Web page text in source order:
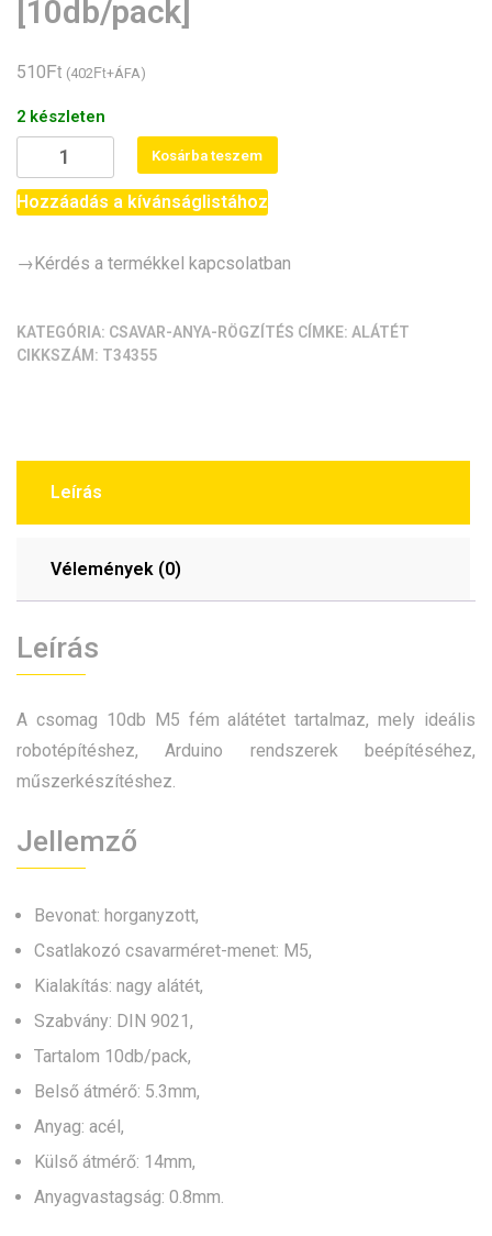
[10db/pack]
510Ft (402Ft+ÁFA)
2 készleten
fém
alátét
[10db/pack]
Kosárba teszem
Hozzáadás a kívánságlistához
→Kérdés a termékkel kapcsolatban
KATEGÓRIA: CSAVAR-ANYA-RÖGZÍTÉS CÍMKE: ALÁTÉT
CIKKSZÁM: T34355
Leírás
Vélemények (0)
Leírás
A csomag 10db M5 fém alátétet tartalmaz, mely ideális
robotépítéshez, Arduino rendszerek beépítéséhez,
műszerkészítéshez.
Jellemző
Bevonat: horganyzott,
Csatlakozó csavarméret-menet: M5,
Kialakítás: nagy alátét,
Szabvány: DIN 9021,
Tartalom 10db/pack,
Belső átmérő: 5.3mm,
Anyag: acél,
Külső átmérő: 14mm,
Anyagvastagság: 0.8mm.